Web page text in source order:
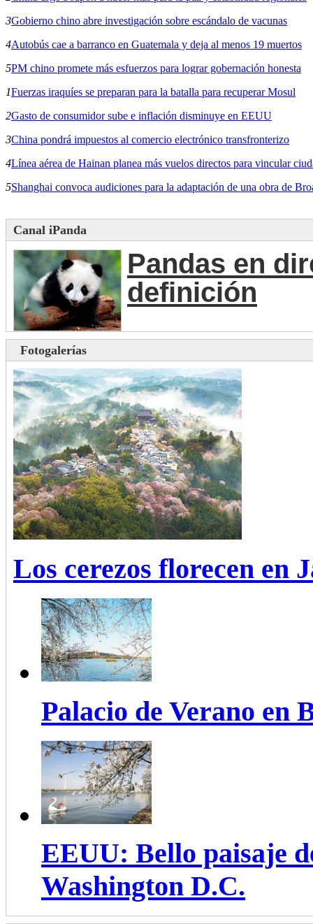
3Gobierno chino abre investigación sobre escándalo de vacunas
4Autobús cae a barranco en Guatemala y deja al menos 19 muertos
5PM chino promete más esfuerzos para lograr gobernación honesta
1Fuerzas iraquíes se preparan para la batalla para recuperar Mosul
2Gasto de consumidor sube e inflación disminuye en EEUU
3China pondrá impuestos al comercio electrónico transfronterizo
4Línea aérea de Hainan planea más vuelos directos para vincular
5Shanghai convoca audiciones para la adaptación de una obra de
Canal iPanda
Pandas en
definición
Fotogalerías
Los cerezos florecen en
Palacio de Verano en
EEUU: Bello paisaje
Washington D.C.